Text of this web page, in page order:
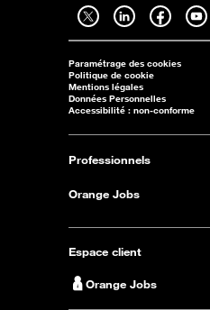
Suivez-nous sur twitter - ouverture dans un nouvel onglet Suivez-nous sur linkedin - ouverture dans un nouvel onglet Suivez-nous sur facebook - ouverture dans un nouvel onglet Suivez-nous sur youtube - ouverture dans un nouvel onglet
Paramétrage des cookies
Politique de cookie
Mentions légales
Données Personnelles
Accessibilité : non-conforme
Professionnels
Orange Jobs
Espace client
Orange Jobs